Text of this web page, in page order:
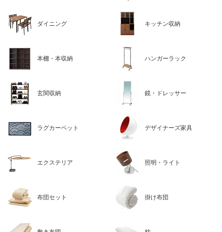
ダイニング キッチン収納
本棚・本収納 ハンガーラック
玄関収納 鏡・ドレッサー
ラグカーペット デザイナーズ家具
エクステリア 照明・ライト
布団セット 掛け布団